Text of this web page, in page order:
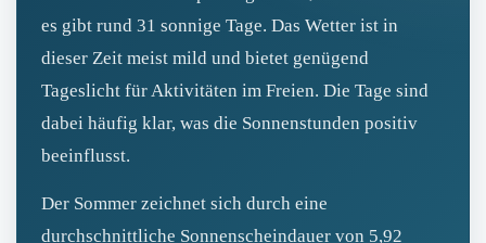
es gibt rund 31 sonnige Tage. Das Wetter ist in
dieser Zeit meist mild und bietet genügend
Tageslicht für Aktivitäten im Freien. Die Tage sind
dabei häufig klar, was die Sonnenstunden positiv
beeinflusst.
Der Sommer zeichnet sich durch eine
durchschnittliche Sonnenscheindauer von 5,92